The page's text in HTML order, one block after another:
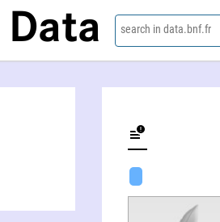
Data search in data.bnf.fr